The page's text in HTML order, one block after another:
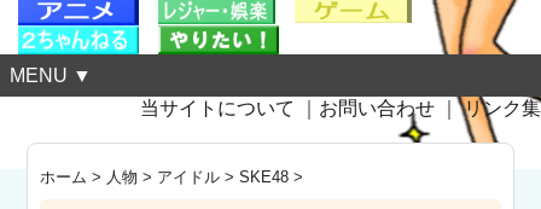
MENU ▼
当サイトについて
お問い合わせ ｜リンク集
ホーム > 人物 > アイドル >SKE48 >